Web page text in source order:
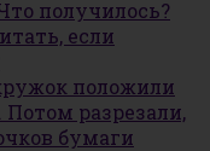
получилось?
если
положили
Потом разрезали,
бумаги